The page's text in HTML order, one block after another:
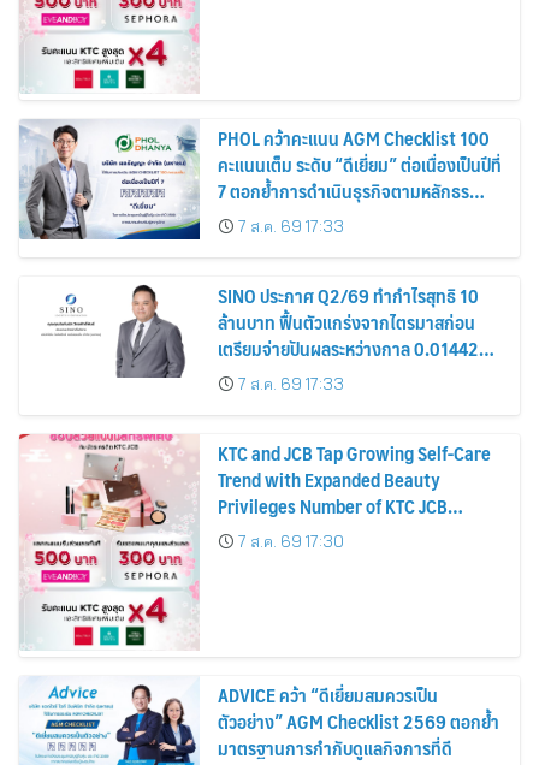
PHOL คว้าคะแนน AGM Checklist 100
คะแนนเต็ม ระดับ “ดีเยี่ยม” ต่อเนื่องเป็นปีที่
7 ตอกย้ำการดำเนินธุรกิจตามหลักธร
รมาภิบาล โปร่งใส สร้างความเชื่อมั่นผู้ถือ
หุ้น
7 ส.ค. 69 17:33
SINO ประกาศ Q2/69 ทำกำไรสุทธิ 10
ล้านบาท ฟื้นตัวแกร่งจากไตรมาสก่อน
เตรียมจ่ายปันผลระหว่างกาล 0.014423
บาทต่อหุ้น ครึ่งปีหลังมุ่งเติบโตต่อเนื่อง
7 ส.ค. 69 17:33
KTC and JCB Tap Growing Self-Care
Trend with Expanded Beauty
Privileges Number of KTC JCB
Cardmembers Spending on
Cosmetics Rises 26%
7 ส.ค. 69 17:30
ADVICE คว้า “ดีเยี่ยมสมควรเป็น
ตัวอย่าง” AGM Checklist 2569 ตอกย้ำ
มาตรฐานการกำกับดูแลกิจการที่ดี